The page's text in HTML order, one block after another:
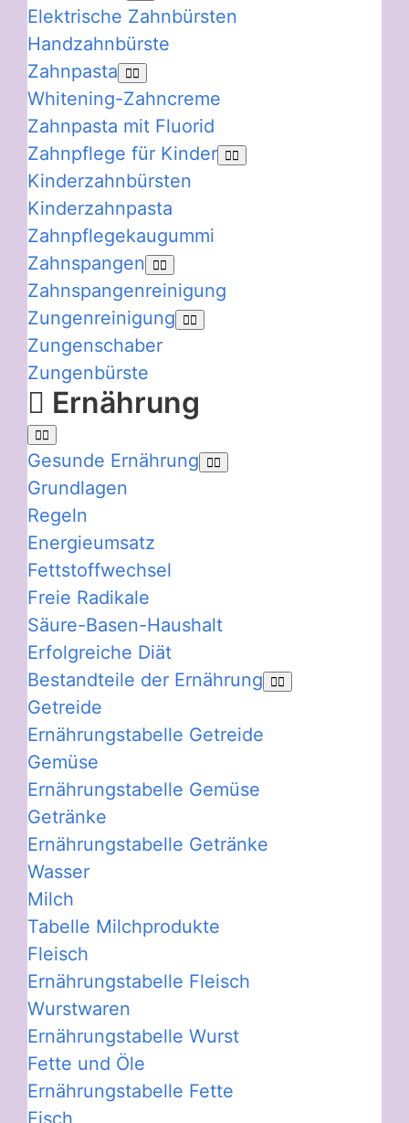
Elektrische Zahnbürsten
Handzahnbürste
Zahnpasta
Whitening-Zahncreme
Zahnpasta mit Fluorid
Zahnpflege für Kinder
Kinderzahnbürsten
Kinderzahnpasta
Zahnpflegekaugummi
Zahnspangen
Zahnspangenreinigung
Zungenreinigung
Zungenschaber
Zungenbürste
Ernährung
Gesunde Ernährung
Grundlagen
Regeln
Energieumsatz
Fettstoffwechsel
Freie Radikale
Säure-Basen-Haushalt
Erfolgreiche Diät
Bestandteile der Ernährung
Getreide
Ernährungstabelle Getreide
Gemüse
Ernährungstabelle Gemüse
Getränke
Ernährungstabelle Getränke
Wasser
Milch
Tabelle Milchprodukte
Fleisch
Ernährungstabelle Fleisch
Wurstwaren
Ernährungstabelle Wurst
Fette und Öle
Ernährungstabelle Fette
Fisch